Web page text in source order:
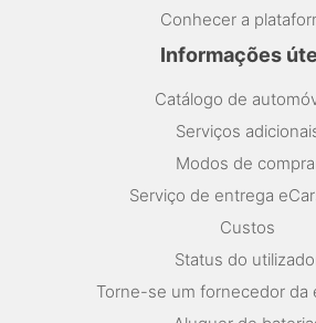
Conhecer a
Informações
Catálogo de
Serviços
Modos de
Serviço de entrega
Custos
Status do
Torne-se um fornecedor da